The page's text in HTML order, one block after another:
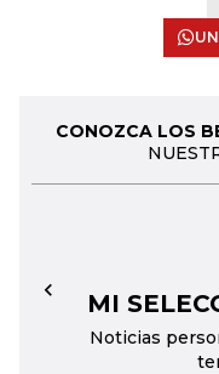
CONOZCA LOS
MI
Noticias
←